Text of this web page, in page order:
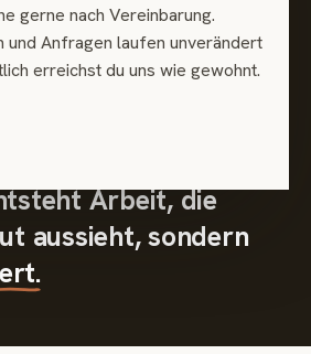
gerne nach Vereinbarung.
und Anfragen laufen unverändert
erreichst du uns wie gewohnt.
erklärt sich nicht
Wir fragen zuerst,
steht, und gestalten
Arbeit, die
aussieht, sondern